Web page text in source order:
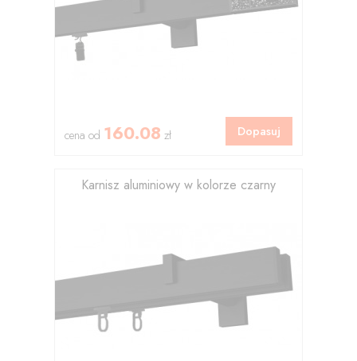
cena od 160.08 zł Dopasuj
Karnisz aluminiowy w kolorze czarny